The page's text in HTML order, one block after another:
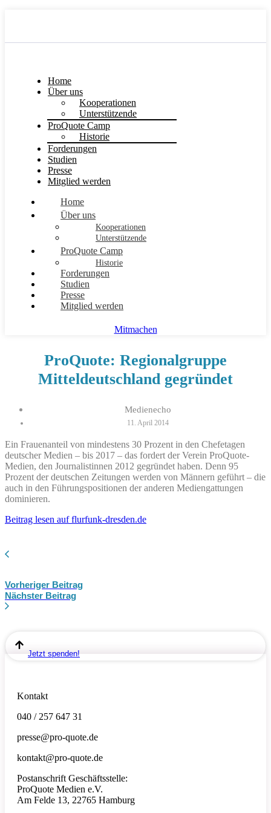
Home
Über uns
Kooperationen
Unterstützende
ProQuote Camp
Historie
Forderungen
Studien
Presse
Mitglied werden
Home
Über uns
Kooperationen
Unterstützende
ProQuote Camp
Historie
Forderungen
Studien
Presse
Mitglied werden
Mitmachen
ProQuote: Regionalgruppe
Mitteldeutschland gegründet
Medienecho
11. April 2014
Ein Frauenanteil von mindestens 30 Prozent in den Chefetagen
deutscher Medien – bis 2017 – das fordert der Verein ProQuote-
Medien, den Journalistinnen 2012 gegründet haben. Denn 95
Prozent der deutschen Zeitungen werden von Männern geführt – die
auch in den Führungspositionen der anderen Mediengattungen
dominieren.
Beitrag lesen auf flurfunk-dresden.de
Vorheriger Beitrag
Nächster Beitrag
Jetzt spenden!
Kontakt
040 / 257 647 31
presse@pro-quote.de
kontakt@pro-quote.de
Postanschrift Geschäftsstelle:
ProQuote Medien e.V.
Am Felde 13, 22765 Hamburg